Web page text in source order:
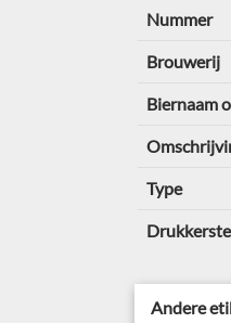
Nummer
Brouwerij
Biernaam
Type
Andere